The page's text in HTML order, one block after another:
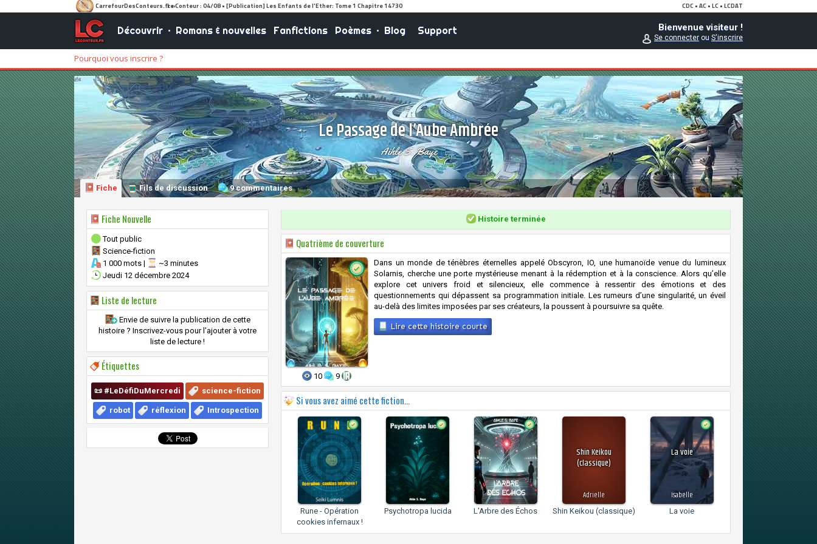
Découvrir• Romans & nouvelles Fanfictions Poèmes• Blog Support Bienvenue visiteur !
Se connecterou S'inscrire
Pourquoi vous inscrire ?
Le Passage de l’Aube Ambrée
Aihle S. Baye
Fiche Fils de discussion 9 commentaires
Fiche Nouvelle
Tout public
Science-fiction
1 000 mots |
~3 minutes
Jeudi 12 décembre 2024
Liste de lecture
Envie de suivre la publication de cette
histoire ? Inscrivez-vous pour l'ajouter à votre
liste de lecture !
Étiquettes
📜 #LeDéfiDuMercredi science-fiction
robot réflexion Introspection
Histoire terminée
Quatrième de couverture
10 9
Dans un monde de ténèbres éternelles appelé Obscyron, IO, une humanoïde venue du lumineux
Solarnis, cherche une porte mystérieuse menant à la rédemption et à la conscience. Alors qu’elle
explore cet univers froid et silencieux, elle commence à ressentir des émotions et des
questionnements qui dépassent sa programmation initiale. Les rumeurs d’une singularité, un éveil
au-delà des limites imposées par ses créateurs, la poussent à poursuivre sa quête.
Lire cette histoire courte
Si vous avez aimé cette fiction...
Rune - Opération
cookies infernaux !
Psychotropa lucida L'Arbre des Échos
Shin Keikou
(classique)
Adrielle
Shin Keikou (classique)
La voie
Isabelle
La voie